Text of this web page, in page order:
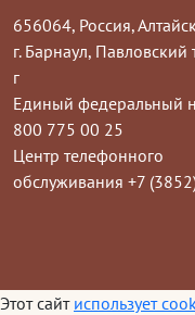
656064, Россия,
г. Барнаул, Павловский
г
Единый федеральный
800 775 00 25
Центр телефонного
обслуживания +7
Этот сайт использует